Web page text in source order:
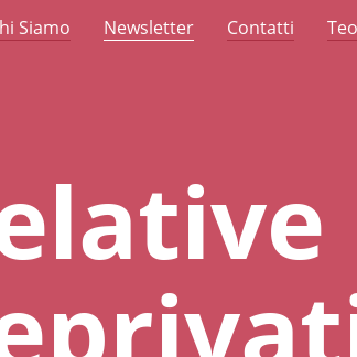
Siamo Newsletter Contatti